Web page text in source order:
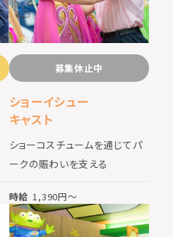
募集休止中
ショーイシュー
キャスト
ショーコスチュームを通じてパ
ークの賑わいを支える
時給 1,390円〜